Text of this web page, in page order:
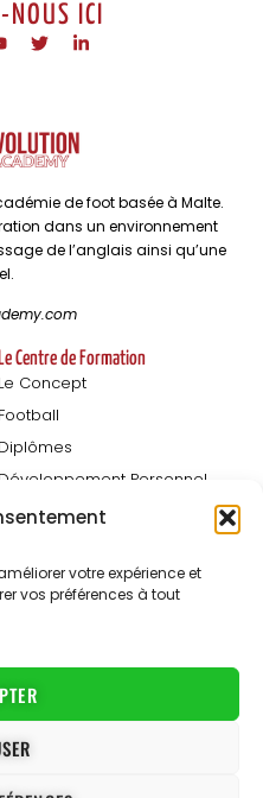
votre expérience et
vos préférences à tout
NOUS ICI
de foot basée à Malte.
dans un environnement
de l’anglais ainsi qu’une
Centre de Formation
Le Concept
Football
Diplômes
Développement Personnel
Propos
Staff
Carrières
Contact